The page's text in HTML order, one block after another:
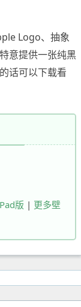
Logo、抽象
意提供一张纯黑
话可以下载看
版 | 更多壁